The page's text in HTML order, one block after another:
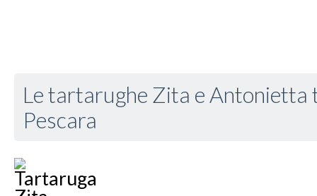
Le tartarughe Zita e Antonietta
Pescara